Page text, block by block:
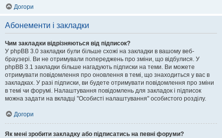
Догори
Абонементи і закладки
Чим закладки відрізняються від підписок?
У phpBB 3.0 закладки були більше схожі на закладки в вашому веб-
браузері. Ви не отримували попереджень про зміни, що відбулися. У
phpBB 3.1 закладки більше нагадують підписки на теми. Ви можете
отримувати повідомлення про оновлення в темі, що знаходиться у вас в
закладках. У разі підписки, ви будете отримувати повідомлення про зміни
в темі чи форумі. Налаштування повідомлень для закладок і підписок
можна задати на вкладці "Особисті налаштування" особистого розділу.
Догори
Як мені зробити закладку або підписатись на певні форуми?